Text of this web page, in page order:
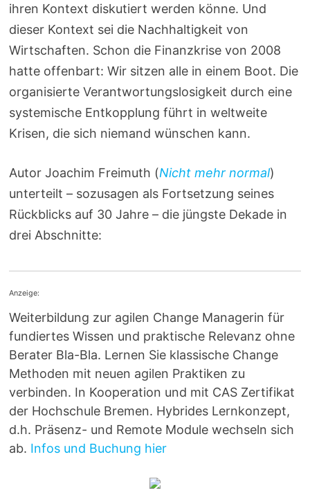
ihren Kontext diskutiert werden könne. Und
dieser Kontext sei die Nachhaltigkeit von
Wirtschaften. Schon die Finanzkrise von 2008
hatte offenbart: Wir sitzen alle in einem Boot. Die
organisierte Verantwortungslosigkeit durch eine
systemische Entkopplung führt in weltweite
Krisen, die sich niemand wünschen kann.
Autor Joachim Freimuth (Nicht mehr normal)
unterteilt – sozusagen als Fortsetzung seines
Rückblicks auf 30 Jahre – die jüngste Dekade in
drei Abschnitte:
Anzeige:
Weiterbildung zur agilen Change Managerin für
fundiertes Wissen und praktische Relevanz ohne
Berater Bla-Bla. Lernen Sie klassische Change
Methoden mit neuen agilen Praktiken zu
verbinden. In Kooperation und mit CAS Zertifikat
der Hochschule Bremen. Hybrides Lernkonzept,
d.h. Präsenz- und Remote Module wechseln sich
ab. Infos und Buchung hier